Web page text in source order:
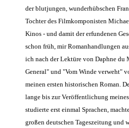
der blutjungen, wunderhübschen
Tochter des Filmkomponisten
Kinos - und damit der erfundenen
schon früh, mir Romanhandlungen
ich nach der Lektüre von Daphne du
General" und "Vom Winde verweht"
meinen ersten historischen Roman.
lange bis zur Veröffentlichung
studierte erst einmal Sprachen,
großen deutschen Tageszeitung und